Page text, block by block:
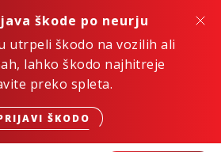
škode po neurju
utrpeli škodo na vozilih ali
lahko škodo najhitreje
preko spleta.
ŠKODO